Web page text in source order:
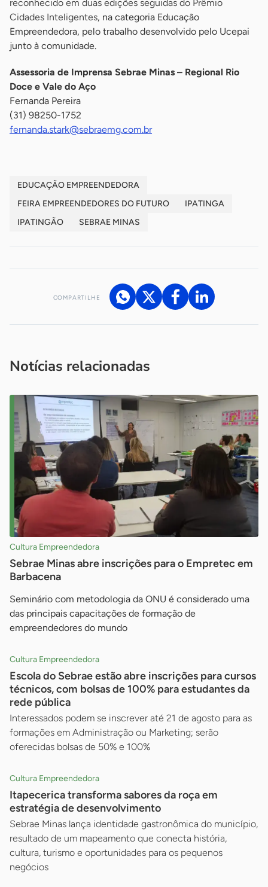
reconhecido em duas edições seguidas do Prêmio
Cidades Inteligentes, na categoria Educação
Empreendedora, pelo trabalho desenvolvido pelo Ucepai
junto à comunidade.
Assessoria de Imprensa Sebrae Minas – Regional Rio
Doce e Vale do Aço
Fernanda Pereira
(31) 98250-1752
fernanda.stark@sebraemg.com.br
EDUCAÇÃO EMPREENDEDORA
FEIRA EMPREENDEDORES DO FUTURO
IPATINGA
IPATINGÃO
SEBRAE MINAS
COMPARTILHE
Notícias relacionadas
Cultura Empreendedora
Sebrae Minas abre inscrições para o Empretec em
Barbacena
Seminário com metodologia da ONU é considerado uma
das principais capacitações de formação de
empreendedores do mundo
Cultura Empreendedora
Escola do Sebrae estão abre inscrições para cursos
técnicos, com bolsas de 100% para estudantes da
rede pública
Interessados podem se inscrever até 21 de agosto para as
formações em Administração ou Marketing; serão
oferecidas bolsas de 50% e 100%
Cultura Empreendedora
Itapecerica transforma sabores da roça em
estratégia de desenvolvimento
Sebrae Minas lança identidade gastronômica do município,
resultado de um mapeamento que conecta história,
cultura, turismo e oportunidades para os pequenos
negócios